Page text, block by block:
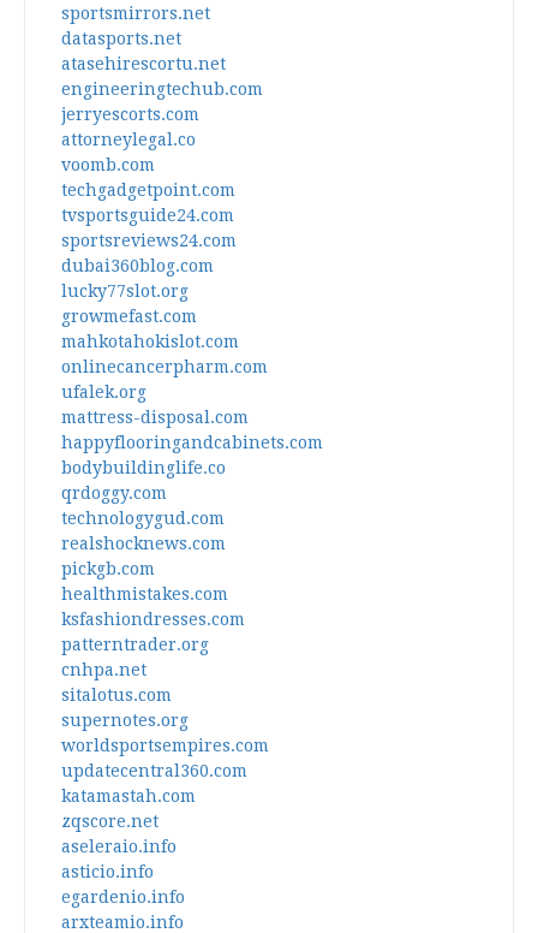
sportsmirrors.net
datasports.net
atasehirescortu.net
engineeringtechub.com
jerryescorts.com
attorneylegal.co
voomb.com
techgadgetpoint.com
tvsportsguide24.com
sportsreviews24.com
dubai360blog.com
lucky77slot.org
growmefast.com
mahkotahokislot.com
onlinecancerpharm.com
ufalek.org
mattress-disposal.com
happyflooringandcabinets.com
bodybuildinglife.co
qrdoggy.com
technologygud.com
realshocknews.com
pickgb.com
healthmistakes.com
ksfashiondresses.com
patterntrader.org
cnhpa.net
sitalotus.com
supernotes.org
worldsportsempires.com
updatecentral360.com
katamastah.com
zqscore.net
aseleraio.info
asticio.info
egardenio.info
arxteamio.info